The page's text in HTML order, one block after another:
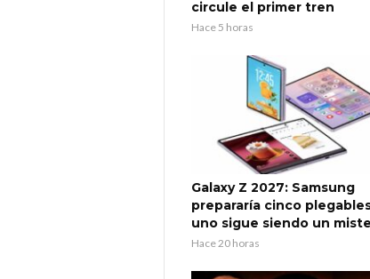
circule el primer tren
Hace 5 horas
Galaxy Z 2027: Samsung
prepararía cinco
uno sigue siendo un
Hace 20 horas